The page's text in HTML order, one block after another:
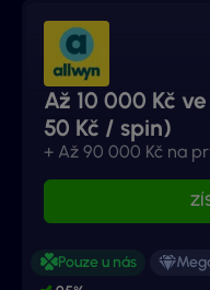
Až 10 000 Kč
50 Kč / spin)
+ Až 90 000 Kč na
Pouze u nás